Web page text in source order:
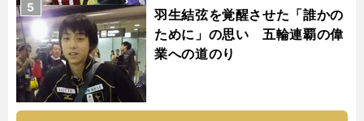
羽生結弦を覚醒させた「誰かの
ために」の思い 五輪連覇の偉
業への道のり
5